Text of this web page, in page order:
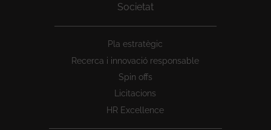
Societat
Pla estratègic
Recerca i innovació responsable
Spin offs
Licitacions
HR Excellence